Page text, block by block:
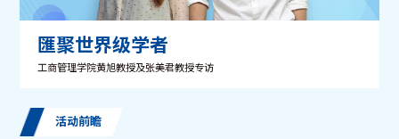
匯聚世界级学者
工商管理学院黄旭教授及张美君教授专访
活动前瞻